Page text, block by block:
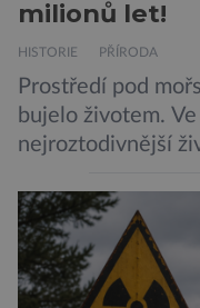
milionů let!
HISTORIE PŘÍRODA
Prostředí pod
bujelo životem.
nejroztodivnější
prazvláštní
zárodky zbraní
Pavouci, štíři či
skupiny